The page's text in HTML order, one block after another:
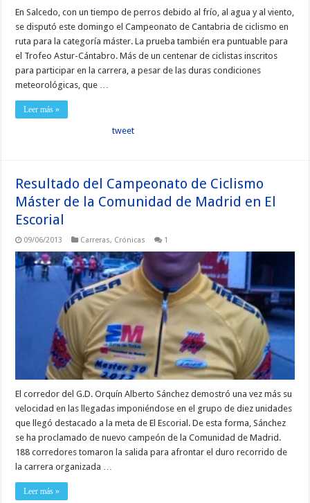
En Salcedo, con un tiempo de perros debido al frío, al agua y al viento,
se disputó este domingo el Campeonato de Cantabria de ciclismo en
ruta para la categoría máster. La prueba también era puntuable para
el Trofeo Astur-Cántabro. Más de un centenar de ciclistas inscritos
para participar en la carrera, a pesar de las duras condiciones
meteorológicas, que …
Leer más »
tweet
Resultado del Campeonato de Ciclismo
Máster de la Comunidad de Madrid en El
Escorial
09/06/2013 Carreras, Crónicas 1
El corredor del G.D. Orquín Alberto Sánchez demostró una vez más su
velocidad en las llegadas imponiéndose en el grupo de diez unidades
que llegó destacado a la meta de El Escorial. De esta forma, Sánchez
se ha proclamado de nuevo campeón de la Comunidad de Madrid.
188 corredores tomaron la salida para afrontar el duro recorrido de
la carrera organizada …
Leer más »